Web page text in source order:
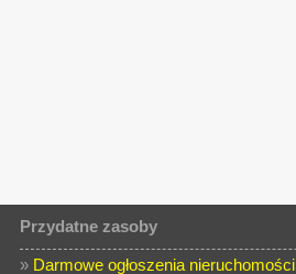
Przydatne zasoby
» Darmowe ogłoszenia nieruchomości